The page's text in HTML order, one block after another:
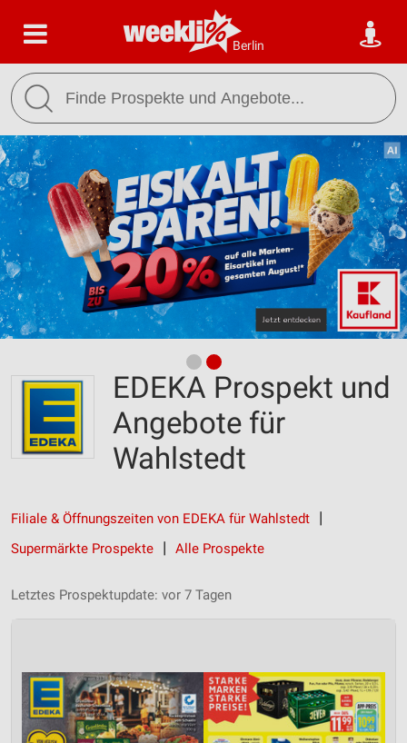
Berlin
EDEKA Prospekt und
Angebote für
Wahlstedt
Filiale & Öffnungszeiten von EDEKA für Wahlstedt
Supermärkte Prospekte
Alle Prospekte
Letztes Prospektupdate: vor 7 Tagen